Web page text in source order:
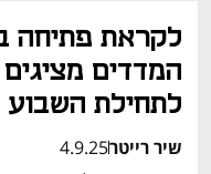
לתחילת השבוע
שיר רייטר4.9.25